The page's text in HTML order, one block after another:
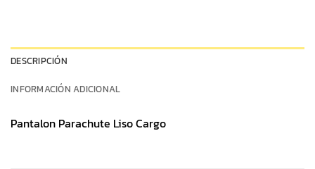
DESCRIPCIÓN
INFORMACIÓN ADICIONAL
Pantalon Parachute Liso Cargo